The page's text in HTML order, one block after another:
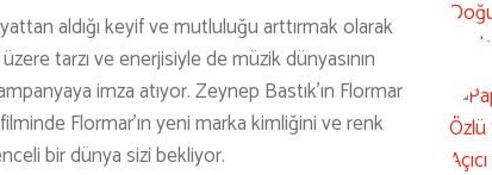
aldığı keyif ve mutluluğu arttırmak olarak
tarzı ve enerjisiyle de müzik dünyasının
imza atıyor. Zeynep Bastık’ın Flormar
Flormar’ın yeni marka kimliğini ve renk
bir dünya sizi bekliyor.